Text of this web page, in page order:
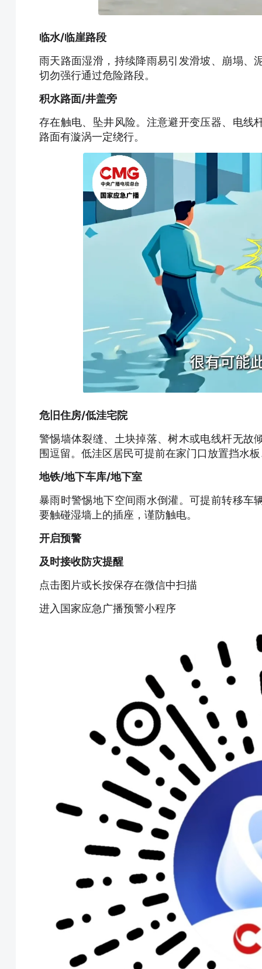
临水/临崖路段
雨天路面湿滑，持续降雨易引发滑坡、崩塌、
切勿强行通过危险路段。
积水路面/井盖旁
存在触电、坠井风险。注意避开变压器、电线
路面有漩涡一定绕行。
危旧住房/低洼宅院
警惕墙体裂缝、土块掉落、树木或电线杆无故
围逗留。低洼区居民可提前在家门口放置挡水
地铁/地下车库/地下室
暴雨时警惕地下空间雨水倒灌。可提前转移车
要触碰湿墙上的插座，谨防触电。
开启预警
及时接收防灾提醒
点击图片或长按保存在微信中扫描
进入国家应急广播预警小程序